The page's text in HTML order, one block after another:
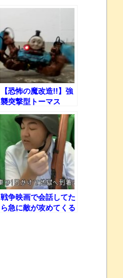
【恐怖の魔改造!!】強
襲突撃型トーマス
戦争映画で会話してた
ら急に敵が攻めてくる